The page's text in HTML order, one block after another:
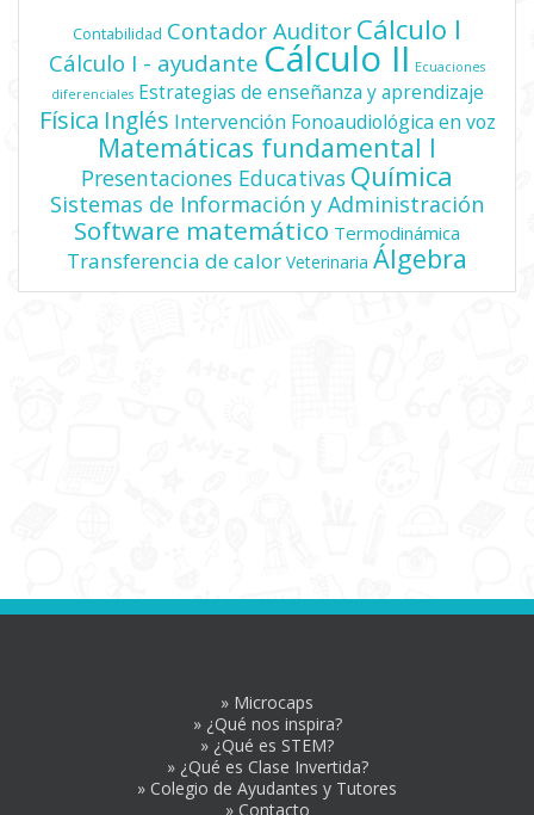
Contabilidad Contador Auditor Cálculo I
Cálculo I - ayudante Cálculo II Ecuaciones
diferenciales Estrategias de enseñanza y aprendizaje
Física Inglés Intervención Fonoaudiológica en voz
Matemáticas fundamental I
Presentaciones Educativas Química
Sistemas de Información y Administración
Software matemático Termodinámica
Transferencia de calor Veterinaria Álgebra
» Microcaps
» ¿Qué nos inspira?
» ¿Qué es STEM?
» ¿Qué es Clase Invertida?
» Colegio de Ayudantes y Tutores
» Contacto